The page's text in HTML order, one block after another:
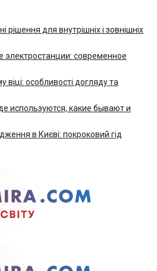
рішення для внутрішніх і зовнішніх
современное
віці: особливості догляду та
используются, какие бывают и
в Києві: покроковий гід